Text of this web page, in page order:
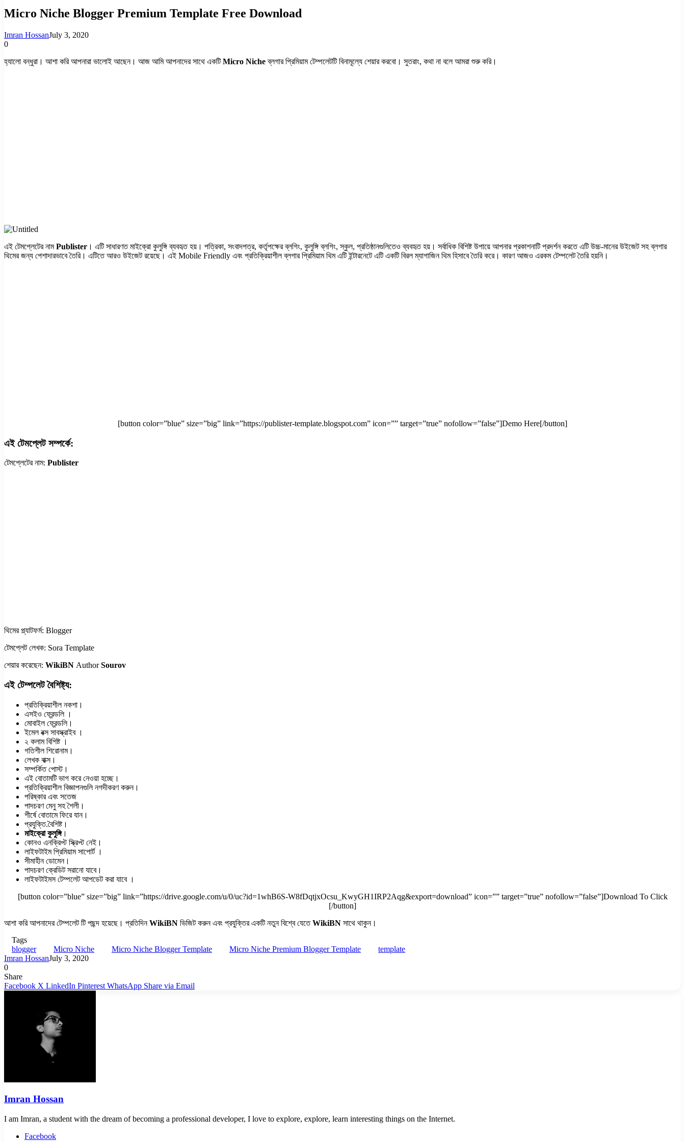
Micro Niche Blogger Premium Template Free Download
Imran HossanJuly 3, 2020
0
হ্যালো বন্ধুরা। আশা করি আপনারা ভালোই আছেন। আজ আমি আপনাদের সাথে একটিMicro Nicheব্লগার প্রিমিয়াম টেম্পলেটটি বিনামূল্যে শেয়ার করবো। সুতরাং, কথা না বলে আমরা শুরু করি।
এই টেমপ্লেটের নামPublister । এটি সাধারণত মাইক্রো কুলুঙ্গি ব্যবহৃত হয়। পত্রিকা, সংবাদপত্র, কর্তৃপক্ষের ব্লগিং, কুলুঙ্গি ব্লগিং, স্কুল, প্রতিষ্ঠানগুলিতেও ব্যবহৃত হয়। সর্বাধিক বিশিষ্ট উপায়ে আপনার প্রকাশনাটি প্রদর্শন করতে এটি উচ্চ-মানের উইজেট সহ ব্লগার
থিমের জন্য পেশাদারভাবে তৈরি। এটিতে আরও উইজেট রয়েছে। এই Mobile Friendly এবং প্রতিক্রিয়াশীল ব্লগার প্রিমিয়াম থিম এটি ইন্টারনেটে এটি একটি বিরল ম্যাগাজিন থিম হিসাবে তৈরি করে। কারণ আজও এরকম টেম্পলেট তৈরি হয়নি।
[button color=”blue” size=”big” link=”https://publister-template.blogspot.com” icon=”” target=”true” nofollow=”false”]Demo Here[/button]
এই টেমপ্লেট সম্পর্কে:
টেমপ্লেটের নাম: Publister
থিমের প্ল্যাটফর্ম: Blogger
টেমপ্লেট লেখক: Sora Template
শেয়ার করেছেন: WikiBN AuthorSourov
এই টেম্পলেট বৈশিষ্ট্য:
প্রতিক্রিয়াশীল নকশা।
এসইও ফ্রেন্ডলি ।
মোবাইল ফ্রেন্ডলি।
ইমেল বক্স সাবস্ক্রাইব ।
২ কলাম বিশিষ্ট ।
গতিশীল শিরোনাম।
লেখক বাক্স।
সম্পর্কিত পোস্ট।
এই বোতামটি ভাগ করে নেওয়া হচ্ছে।
প্রতিক্রিয়াশীল বিজ্ঞাপনগুলি নগদীকরণ করুন।
পরিষ্কার এবং সতেজ
পাদচরণ মেনু সহ শৈলী।
শীর্ষে বোতামে ফিরে যান।
প্রযুক্তি.বৈশিষ্ট।
মাইক্রো কুলুঙ্গি।
কোনও এনক্রিপ্ট স্ক্রিপ্ট নেই।
লাইফটাইম প্রিমিয়াম সাপোর্ট ।
সীমাহীন ডোমেন।
পাদচরণ ক্রেডিট সরানো যাবে।
লাইফটাইমস টেম্পলেট আপডেট করা যাবে ।
[button color=”blue” size=”big” link=”https://drive.google.com/u/0/uc?id=1whB6S-W8fDqtjxOcsu_KwyGH1IRP2Aqg&export=download” icon=”” target=”true” nofollow=”false”]Download To Click
[/button]
আশা করি আপনাদের টেম্পলেট টি পছন্দ হয়েছে। প্রতিদিনWikiBN ভিজিট করুন এবং প্রযুক্তির একটি নতুন বিশ্বে যেতেWikiBN সাথে থাকুন।
Tags
blogger
Micro Niche Micro Niche Blogger Template Micro Niche Premium Blogger Template
template
Imran HossanJuly 3, 2020
0
Share
Facebook X LinkedIn Pinterest WhatsApp Share via Email
Imran Hossan
I am Imran, a student with the dream of becoming a professional developer, I love to explore, explore, learn interesting things on the Internet.
Facebook